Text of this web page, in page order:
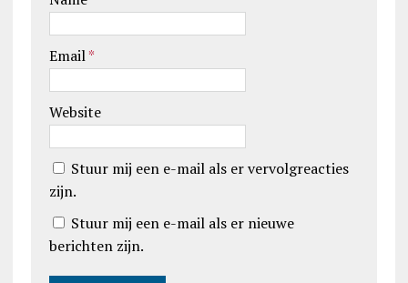
Email*
Website
Stuur mij een e-mail als er vervolgreacties
zijn.
Stuur mij een e-mail als er nieuwe
berichten zijn.